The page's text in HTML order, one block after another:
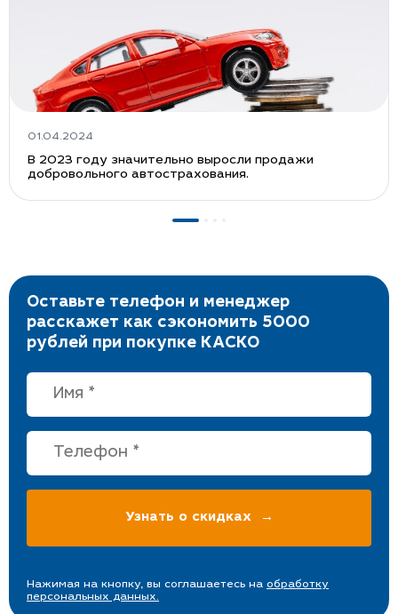
01.04.2024
В 2023 году значительно выросли продажи
добровольного автострахования.
Оставьте телефон и менеджер
расскажет как сэкономить 5000
рублей при покупке КАСКО
Нажимая на кнопку, вы соглашаетесь на обработку
персональных данных.